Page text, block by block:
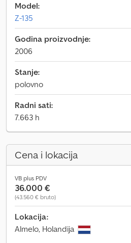
Model:
Z-135
Godina proizvodnje:
2006
Stanje:
polovno
Radni sati:
7.663 h
Cena i lokacija
VB plus PDV
36.000 €
(43.560 € bruto)
Lokacija:
Almelo, Holandija